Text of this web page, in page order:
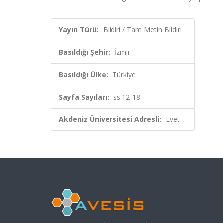
Yayın Türü: Bildiri / Tam Metin Bildiri
Basıldığı Şehir: İzmir
Basıldığı Ülke: Türkiye
Sayfa Sayıları: ss.12-18
Akdeniz Üniversitesi Adresli: Evet